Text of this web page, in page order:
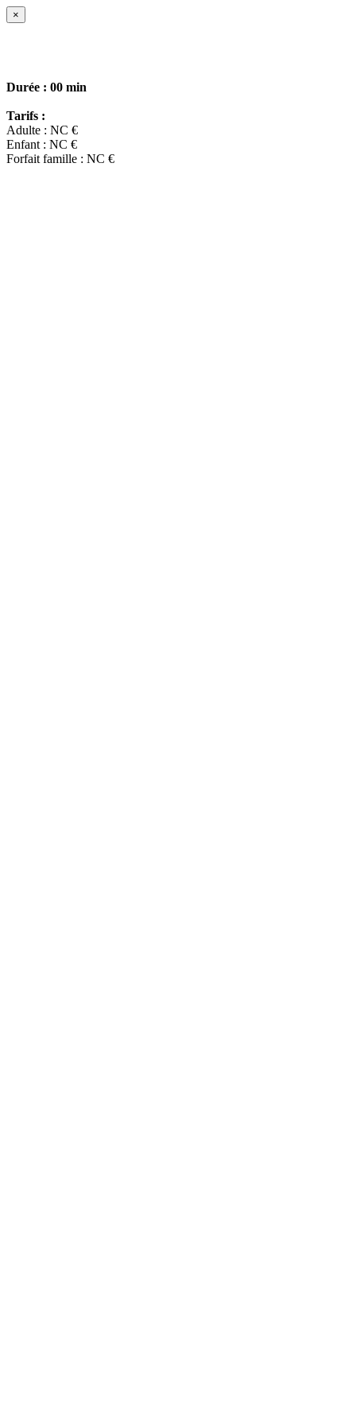
×
Durée : 00 min
Tarifs :
Adulte : NC €
Enfant : NC €
Forfait famille : NC €